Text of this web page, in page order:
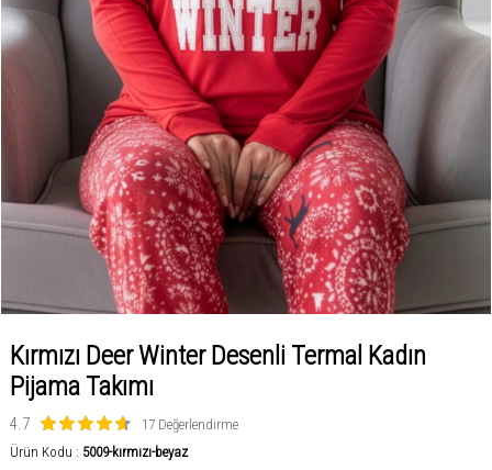
Kırmızı Deer Winter Desenli Termal Kadın
Pijama Takımı
4.7
17 Değerlendirme
Ürün Kodu : 5009-kırmızı-beyaz